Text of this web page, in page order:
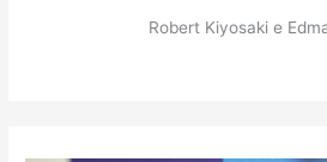
Robert Kiyosaki e